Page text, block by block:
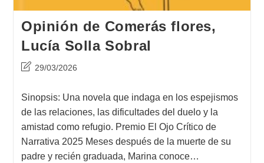
Opinión de Comerás flores,
Lucía Solla Sobral
Última
la
entrada:
29/03/2026
Sinopsis: Una novela que indaga en los espejismos
de las relaciones, las dificultades del duelo y la
amistad como refugio. Premio El Ojo Crítico de
Narrativa 2025 Meses después de la muerte de su
padre y recién graduada, Marina conoce…